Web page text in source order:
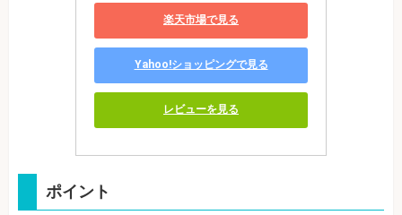
楽天市場で見る
Yahoo!ショッピングで見る
レビューを見る
ポイント